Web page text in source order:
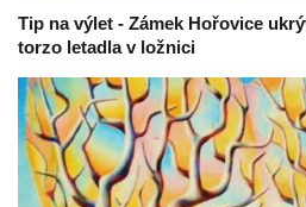
Tip na výlet - Zámek Hořovice
torzo letadla v ložnici